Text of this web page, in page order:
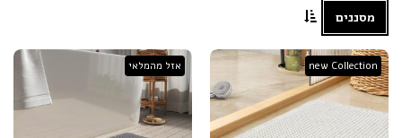
מסננים
new Collection אזל מהמלאי